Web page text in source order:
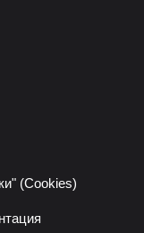
(Cookies)